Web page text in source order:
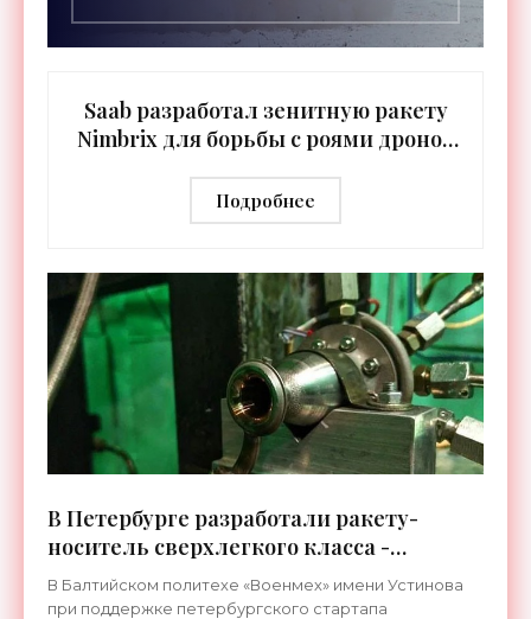
Saab разработал зенитную ракету
Nimbrix для борьбы с роями дронов
Подробнее
В Петербурге разработали ракету-
носитель сверхлегкого класса -
«Космос»
В Балтийском политехе «Военмех» имени Устинова
при поддержке петербургского стартапа